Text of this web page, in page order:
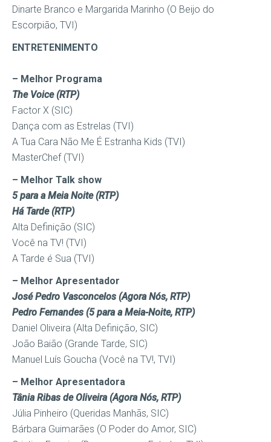
Dinarte Branco e Margarida Marinho (O Beijo do
Escorpião, TVI)
ENTRETENIMENTO
– Melhor Programa
The Voice (RTP)
Factor X (SIC)
Dança com as Estrelas (TVI)
A Tua Cara Não Me É Estranha Kids (TVI)
MasterChef (TVI)
– Melhor Talk show
5 para a Meia Noite (RTP)
Há Tarde (RTP)
Alta Definição (SIC)
Você na TV! (TVI)
A Tarde é Sua (TVI)
– Melhor Apresentador
José Pedro Vasconcelos (Agora Nós, RTP)
Pedro Fernandes (5 para a Meia-Noite, RTP)
Daniel Oliveira (Alta Definição, SIC)
João Baião (Grande Tarde, SIC)
Manuel Luís Goucha (Você na TV!, TVI)
– Melhor Apresentadora
Tânia Ribas de Oliveira (Agora Nós, RTP)
Júlia Pinheiro (Queridas Manhãs, SIC)
Bárbara Guimarães (O Poder do Amor, SIC)